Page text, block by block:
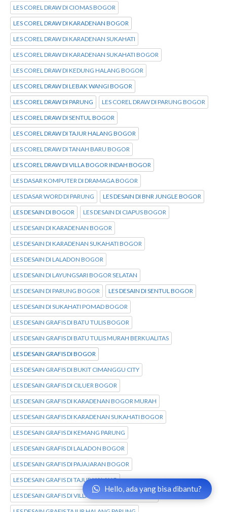
LES COREL DRAW DI CIOMAS BOGOR
LES COREL DRAW DI KARADENAN BOGOR
LES COREL DRAW DI KARADENAN SUKAHATI
LES COREL DRAW DI KARADENAN SUKAHATI BOGOR
LES COREL DRAW DI KEDUNG HALANG BOGOR
LES COREL DRAW DI LEBAK WANGI BOGOR
LES COREL DRAW DI PARUNG LES COREL DRAW DI PARUNG BOGOR
LES COREL DRAW DI SENTUL BOGOR
LES COREL DRAW DI TAJUR HALANG BOGOR
LES COREL DRAW DI TANAH BARU BOGOR
LES COREL DRAW DI VILLA BOGOR INDAH BOGOR
LES DASAR KOMPUTER DI DRAMAGA BOGOR
LES DASAR WORD DI PARUNG LES DESAIN DI BNR JUNGLE BOGOR
LES DESAIN DI BOGOR LES DESAIN DI CIAPUS BOGOR
LES DESAIN DI KARADENAN BOGOR
LES DESAIN DI KARADENAN SUKAHATI BOGOR
LES DESAIN DI LALADON BOGOR
LES DESAIN DI LAYUNGSARI BOGOR SELATAN
LES DESAIN DI PARUNG BOGOR LES DESAIN DI SENTUL BOGOR
LES DESAIN DI SUKAHATI POMAD BOGOR
LES DESAIN GRAFIS DI BATU TULIS BOGOR
LES DESAIN GRAFIS DI BATU TULIS MURAH BERKUALITAS
LES DESAIN GRAFIS DI BOGOR
LES DESAIN GRAFIS DI BUKIT CIMANGGU CITY
LES DESAIN GRAFIS DI CILUER BOGOR
LES DESAIN GRAFIS DI KARADENAN BOGOR MURAH
LES DESAIN GRAFIS DI KARADENAN SUKAHATI BOGOR
LES DESAIN GRAFIS DI KEMANG PARUNG
LES DESAIN GRAFIS DI LALADON BOGOR
LES DESAIN GRAFIS DI PAJAJARAN BOGOR
LES DESAIN GRAFIS DI TAJUR HALANG
LES DESAIN GRAFIS DI VILLA BOGOR INDAH BOGOR
Hello, ada yang bisa dibantu?